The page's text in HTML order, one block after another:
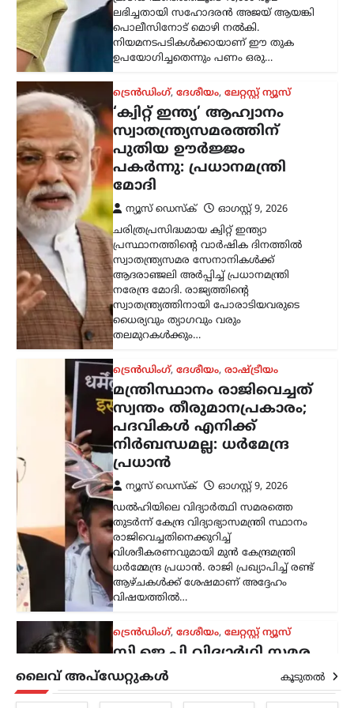
ലഭിച്ചതായി സഹോദരൻ അജയ് ആയങ്കി
പൊലീസിനോട് മൊഴി നൽകി.
നിയമനടപടികൾക്കായാണ് ഈ തുക
ഉപയോഗിച്ചതെന്നും പണം ഒരു…
ട്രെൻഡിംഗ്, ദേശീയം, ലേറ്റസ്റ്റ് ന്യൂസ്
‘ക്വിറ്റ് ഇന്ത്യ’ ആഹ്വാനം
സ്വാതന്ത്ര്യസമരത്തിന്
പുതിയ ഊർജ്ജം
പകർന്നു: പ്രധാനമന്ത്രി
മോദി
ന്യൂസ് ഡെസ്ക്
ഓഗസ്റ്റ്‌ 9, 2026
ചരിത്രപ്രസിദ്ധമായ ക്വിറ്റ് ഇന്ത്യാ
പ്രസ്ഥാനത്തിന്റെ വാർഷിക ദിനത്തിൽ
സ്വാതന്ത്ര്യസമര സേനാനികൾക്ക്
ആദരാഞ്ജലി അർപ്പിച്ച് പ്രധാനമന്ത്രി
നരേന്ദ്ര മോദി. രാജ്യത്തിന്റെ
സ്വാതന്ത്ര്യത്തിനായി പോരാടിയവരുടെ
ധൈര്യവും ത്യാഗവും വരും
തലമുറകൾക്കും…
ട്രെൻഡിംഗ്, ദേശീയം, രാഷ്ട്രീയം
മന്ത്രിസ്ഥാനം രാജിവെച്ചത്
സ്വന്തം തീരുമാനപ്രകാരം;
പദവികൾ എനിക്ക്
നിർബന്ധമല്ല: ധർമേന്ദ്ര
പ്രധാൻ
ന്യൂസ് ഡെസ്ക്
ഓഗസ്റ്റ്‌ 9, 2026
ഡൽഹിയിലെ വിദ്യാർത്ഥി സമരത്തെ
തുടർന്ന് കേന്ദ്ര വിദ്യാഭ്യാസമന്ത്രി സ്ഥാനം
രാജിവെച്ചതിനെക്കുറിച്ച്
വിശദീകരണവുമായി മുൻ കേന്ദ്രമന്ത്രി
ധർമ്മേന്ദ്ര പ്രധാൻ. രാജി പ്രഖ്യാപിച്ച് രണ്ട്
ആഴ്ചകൾക്ക് ശേഷമാണ് അദ്ദേഹം
വിഷയത്തിൽ…
ട്രെൻഡിംഗ്, ദേശീയം, ലേറ്റസ്റ്റ് ന്യൂസ്
സി.ജെ.പി വിദ്യാർഥി സമര
റീലുകൾ
അപ്രത്യക്ഷമാകുന്നു;
ലൈവ് അപ്‌ഡേറ്റുകൾ കൂടുതൽ